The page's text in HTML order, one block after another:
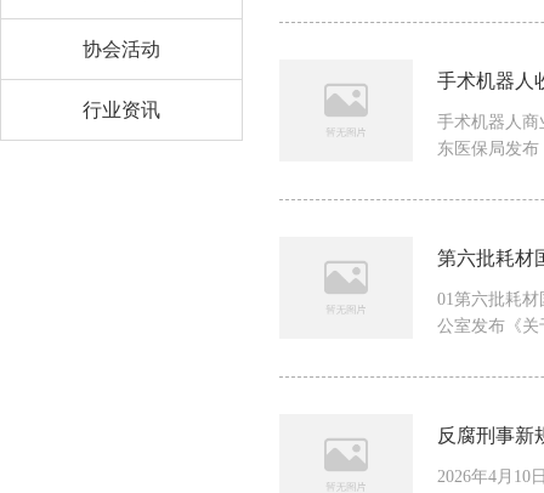
协会活动
行业资讯
手术机器人
手术机器人商
东医保局发
第六批耗材
01第六批耗
公室发布《
反腐刑事新
2026年4月10